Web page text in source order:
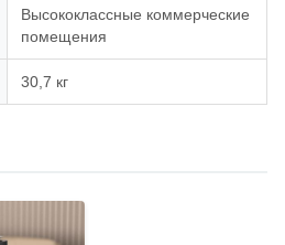
Высококлассные коммерческие
помещения
30,7 кг